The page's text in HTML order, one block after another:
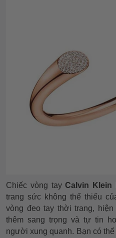
Chiếc vòng tayCalvin Klein
trang sức không thể thiếu
vòng đeo tay thời trang,
thêm sang trọng và tự tin
người xung quanh. Bạn có